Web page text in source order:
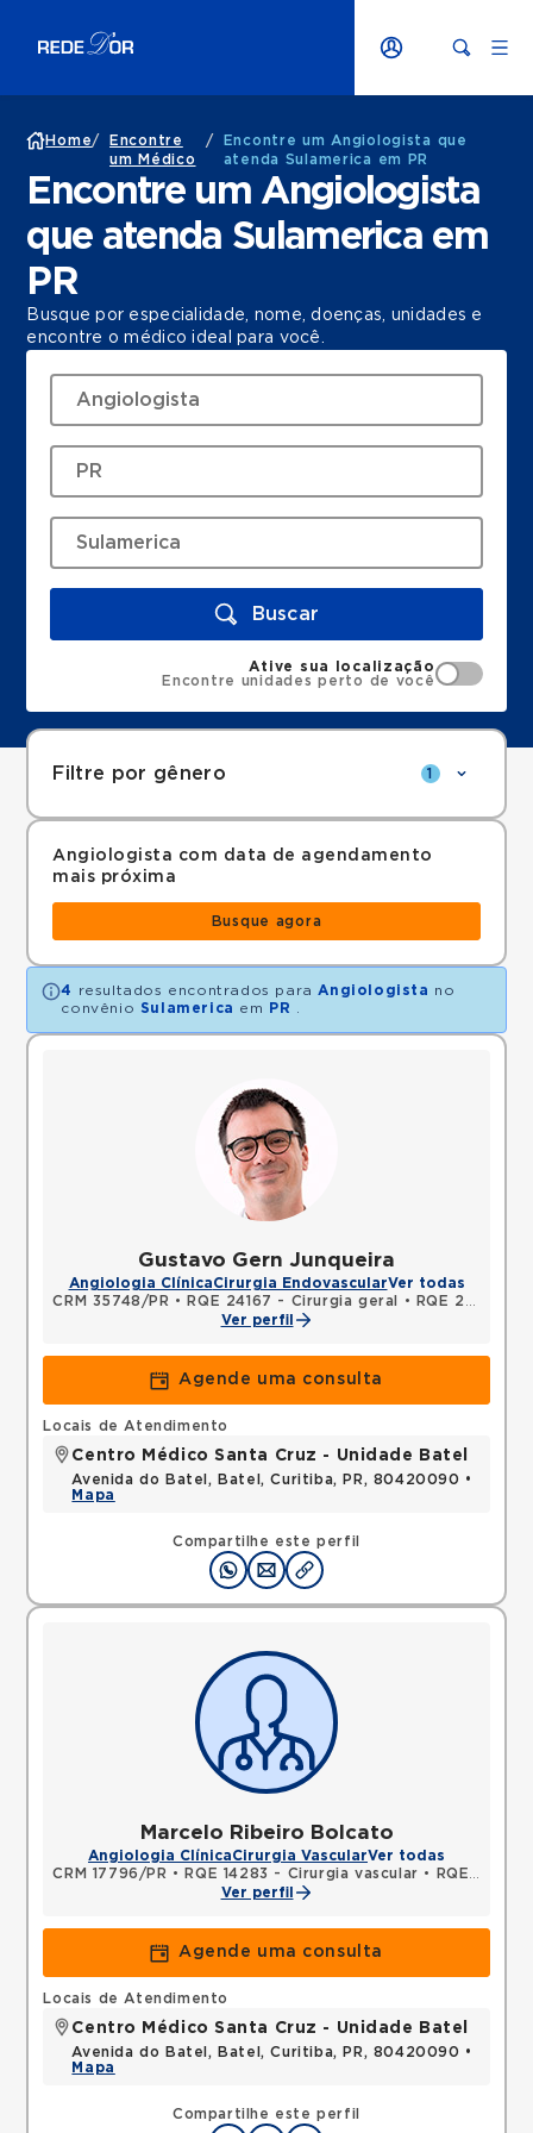
Home/
Encontre
um Médico
/
Encontre um Angiologista que
atenda Sulamerica em PR
Encontre um Angiologista
que atenda Sulamerica em
PR
Busque por especialidade, nome, doenças, unidades e
encontre o médico ideal para você.
Buscar
Ative sua localização
Encontre unidades perto de você
Filtre por gênero 1
Angiologista com data de agendamento
mais próxima
Busque agora
4 resultados encontrados para Angiologista no
convênio Sulamerica em PR
Gustavo Gern Junqueira
Angiologia ClínicaCirurgia EndovascularVer todas
CRM 35748/PR • RQE 24167 - Cirurgia geral •
RQE 28074 - Cirurgia vascular
Ver perfil
Agende uma consulta
Compartilhe este perfil
Locais de Atendimento
Centro Médico Santa Cruz - Unidade Batel
Avenida do Batel, Batel, Curitiba, PR, 80420090 •
Mapa
Marcelo Ribeiro Bolcato
Angiologia ClínicaCirurgia VascularVer todas
CRM 17796/PR • RQE 14283 - Cirurgia vascular •
RQE 14541 - Diagnóstico por imagem
Ver perfil
Agende uma consulta
Compartilhe este perfil
Locais de Atendimento
Centro Médico Santa Cruz - Unidade Batel
Avenida do Batel, Batel, Curitiba, PR, 80420090 •
Mapa